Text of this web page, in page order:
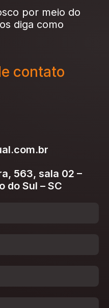
por meio do
diga como
contato
563, sala 02 –
do Sul – SC